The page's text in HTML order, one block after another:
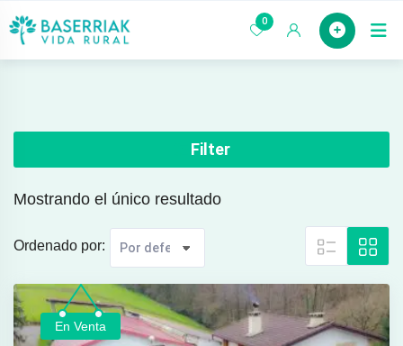
saltar
0
Filter
Mostrando el único resultado
Ordenado por:
En Venta